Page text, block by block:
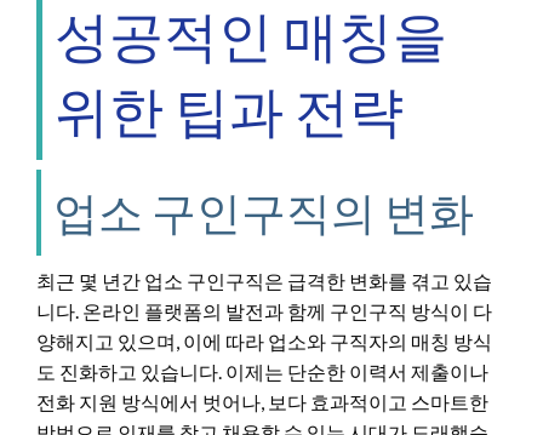
성공적인 매칭을
위한 팁과 전략
업소 구인구직의 변화
최근 몇 년간 업소 구인구직은 급격한 변화를 겪고 있습
니다. 온라인 플랫폼의 발전과 함께 구인구직 방식이 다
양해지고 있으며, 이에 따라 업소와 구직자의 매칭 방식
도 진화하고 있습니다. 이제는 단순한 이력서 제출이나
전화 지원 방식에서 벗어나, 보다 효과적이고 스마트한